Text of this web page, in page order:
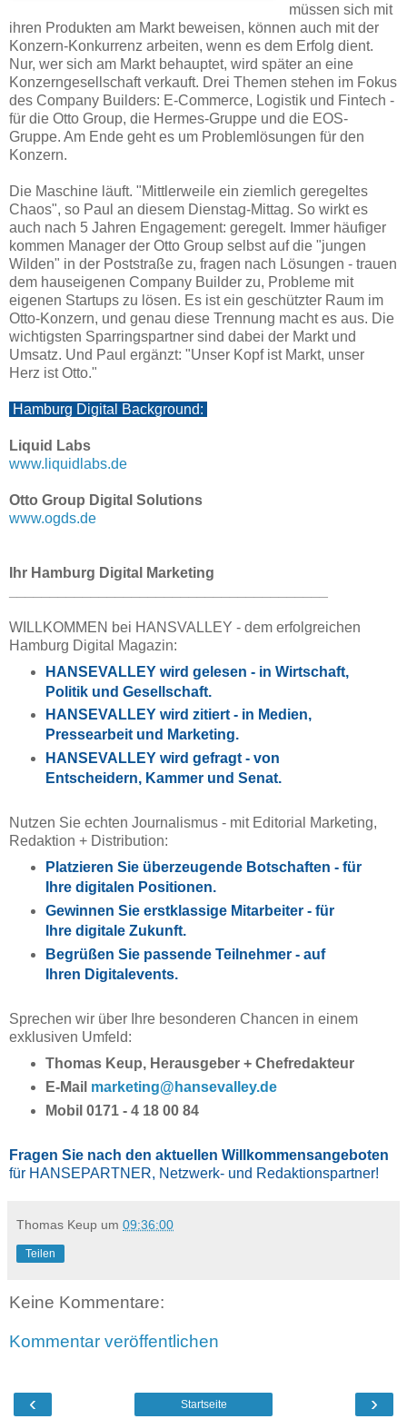
müssen sich mit
ihren Produkten am Markt beweisen, können auch mit der
Konzern-Konkurrenz arbeiten, wenn es dem Erfolg dient.
Nur, wer sich am Markt behauptet, wird später an eine
Konzerngesellschaft verkauft. Drei Themen stehen im Fokus
des Company Builders: E-Commerce, Logistik und Fintech -
für die Otto Group, die Hermes-Gruppe und die EOS-
Gruppe. Am Ende geht es um Problemlösungen für den
Konzern.
Die Maschine läuft. "Mittlerweile ein ziemlich geregeltes
Chaos", so Paul an diesem Dienstag-Mittag. So wirkt es
auch nach 5 Jahren Engagement: geregelt. Immer häufiger
kommen Manager der Otto Group selbst auf die "jungen
Wilden" in der Poststraße zu, fragen nach Lösungen - trauen
dem hauseigenen Company Builder zu, Probleme mit
eigenen Startups zu lösen. Es ist ein geschützter Raum im
Otto-Konzern, und genau diese Trennung macht es aus. Die
wichtigsten Sparringspartner sind dabei der Markt und
Umsatz. Und Paul ergänzt: "Unser Kopf ist Markt, unser
Herz ist Otto."
Hamburg Digital Background:
Liquid Labs
www.liquidlabs.de
Otto Group Digital Solutions
www.ogds.de
Ihr Hamburg Digital Marketing
WILLKOMMEN bei HANSVALLEY - dem erfolgreichen
Hamburg Digital Magazin:
HANSEVALLEY wird gelesen - in Wirtschaft,
Politik und Gesellschaft.
HANSEVALLEY wird zitiert - in Medien,
Pressearbeit und Marketing.
HANSEVALLEY wird gefragt - von
Entscheidern, Kammer und Senat.
Nutzen Sie echten Journalismus - mit Editorial Marketing,
Redaktion + Distribution:
Platzieren Sie überzeugende Botschaften - für
Ihre digitalen Positionen.
Gewinnen Sie erstklassige Mitarbeiter - für
Ihre digitale Zukunft.
Begrüßen Sie passende Teilnehmer - auf
Ihren Digitalevents.
Sprechen wir über Ihre besonderen Chancen in einem
exklusiven Umfeld:
Thomas Keup, Herausgeber + Chefredakteur
E-Mail marketing@hansevalley.de
Mobil 0171 - 4 18 00 84
Fragen Sie nach den aktuellen Willkommensangeboten
für HANSEPARTNER, Netzwerk- und Redaktionspartner!
Thomas Keup um 09:36:00
Teilen
Keine Kommentare:
Kommentar veröffentlichen
‹ ›
Startseite